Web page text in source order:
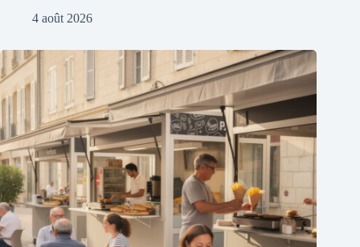
4 août 2026